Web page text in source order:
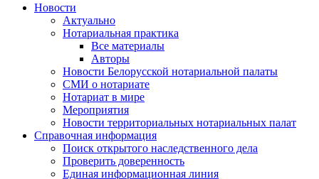
Новости
Актуально
Нотариальная практика
Все материалы
Авторы
Новости Белорусской нотариальной палаты
СМИ о нотариате
Нотариат в мире
Мероприятия
Новости территориальных нотариальных палат
Справочная информация
Поиск открытого наследственного дела
Проверить доверенность
Единая информационная линия